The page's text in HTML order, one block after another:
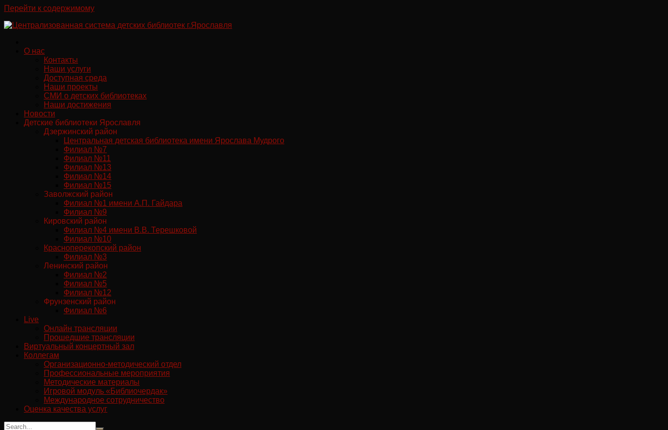
Перейти к содержимому
О нас
Контакты
Наши услуги
Доступная среда
Наши проекты
СМИ о детских библиотеках
Наши достижения
Новости
Детские библиотеки Ярославля
Дзержинский район
Центральная детская библиотека имени Ярослава Мудрого
Филиал №7
Филиал №11
Филиал №13
Филиал №14
Филиал №15
Заволжский район
Филиал №1 имени А.П. Гайдара
Филиал №9
Кировский район
Филиал №4 имени В.В. Терешковой
Филиал №10
Красноперекопский район
Филиал №3
Ленинский район
Филиал №2
Филиал №5
Филиал №12
Фрунзенский район
Филиал №6
Live
Онлайн трансляции
Прошедшие трансляции
Виртуальный концертный зал
Коллегам
Организационно-методический отдел
Профессиональные мероприятия
Методические материалы
Игровой модуль «Библиочердак»
Международное сотрудничество
Оценка качества услуг